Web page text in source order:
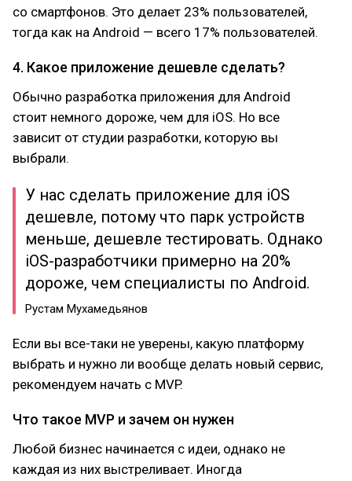
со смартфонов. Это делает 23% пользователей,
тогда как на Android — всего 17% пользователей.
4. Какое приложение дешевле сделать?
Обычно разработка приложения для Android
стоит немного дороже, чем для iOS. Но все
зависит от студии разработки, которую вы
выбрали.
У нас сделать приложение для iOS
дешевле, потому что парк устройств
меньше, дешевле тестировать. Однако
iOS-разработчики примерно на 20%
дороже, чем специалисты по Android.
Рустам Мухамедьянов
Если вы все-таки не уверены, какую платформу
выбрать и нужно ли вообще делать новый сервис,
рекомендуем начать с MVP.
Что такое MVP и зачем он нужен
Любой бизнес начинается с идеи, однако не
каждая из них выстреливает. Иногда